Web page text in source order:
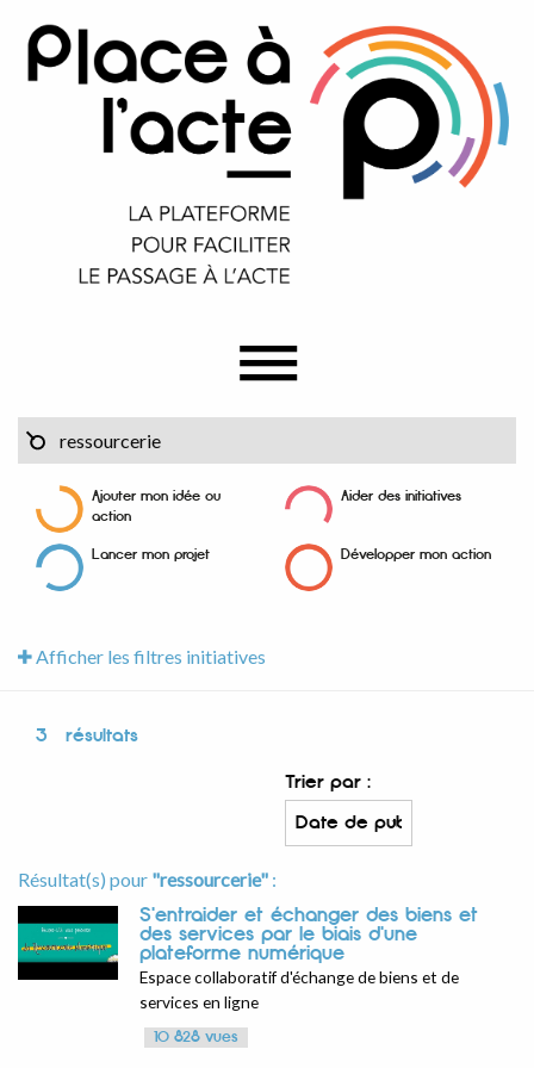
Ajouter mon idée ou
action
Aider des initiatives
Lancer mon projet Développer mon action
Afficher les filtres initiatives
3 résultats
Trier par :
Résultat(s) pour "ressourcerie" :
S'entraider et échanger des biens et
des services par le biais d'une
plateforme numérique
Espace collaboratif d'échange de biens et de
services en ligne
10 828 vues